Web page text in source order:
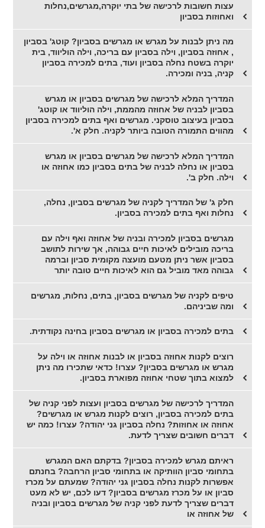
עצות חשובות לרכישה של בתי יוקרה,מגרשים,נחלות
ואחוזות בסביון
מה ניתן לבנות על מגרש או מגרשים בסביון? קוטג' בסביון
, אחוזה בסביון, וילה בסביון עם בריכה, וילה הוליווד, בית
יוקרה בשטח נחלה בסביון ועוד, בתים למכירה בסביון
קניה, בניה ומכירה.
המדריך המלא לרכישה של מגרשים בסביון או מגרש
בסביון לבניה של אחוזה מהממת, וילה הוליווד או קוטג'
בסביון בעיצוב טוסקני. מגרשים ואף בתים למכירה בסביון
מהווים התמורה הטובה ביותר לקניה. חלק א'.
המדריך המלא לרכישה של מגרשים בסביון או מגרש
בסביון או נחלה לבניה של בתים בסביון כמו אחוזה או
וילה. חלק ב'.
חלק ג' של המדריך לקניה של מגרשים בסביון, נחלה,
נחלות ואף בתים למכירה בסביון.
מגרשים בסביון למכירה ובניה של אחוזה ואף וילה עם
בריכה מובילים לאיכות חיים גבוהה, אך שירות לתושב
בסביון אשר ניתן מטעם מועצה מקומית סביון וברמה
גבוהה מאד מוביל גם הוא לאיכות חיים טובה יותר
טיפים לקניה של מגרשים בסביון, בתים, נחלות, מגרשים
ומה שביניהם.
בתים למכירה בסביון או מגרשים בסביון בחינה נקודתית.
רוצים לקנות אחוזה בסביון או לבנות אחוזה או וילה על
מגרש או מגרשים בסביון? עצרו! כדאי שתכירו מה ניתן
למצוא בתוך שטחי אחוזה מפוארת בסביון.
המדריך לרכישה של מגרשים בסביון ועצות לפני קניה של
בתים למכירה בסביון, רוצים לקנות מגרש או מגרשים?
אחוזה או אחוזות? נחלה בסביון גני יהודה? עצרו! כמה יש
דברים חשובים שצריך לדעת.
ראיתם מגרש למכירה בסביון? בדקתם האם המגרש
בתחומי סביון הוותיקה או בתחומי סביון הרחבה? בחנתם
אפשרות לקנות נחלה בסביון גני יהודה? שמעתם על מכרז
סביון או על מכרז מגרשים בסביון? דעו לכם, יש לא מעט
דברים שצריך לדעת לפני קניה של מגרשים בסביון ובניה
של אחוזה או